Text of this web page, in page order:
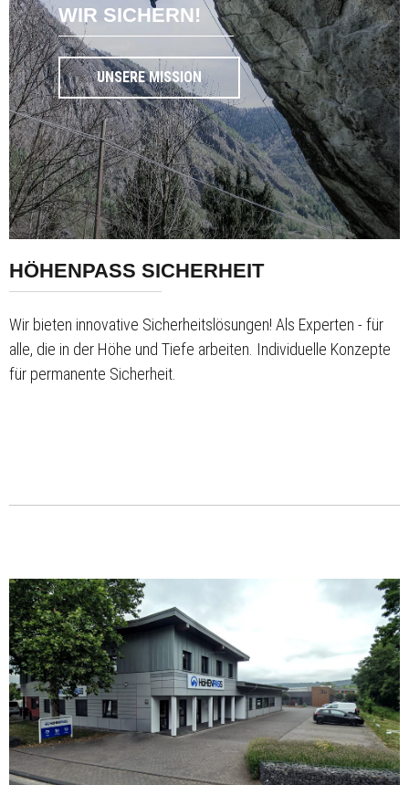
WIR SICHERN!
UNSERE MISSION
HÖHENPASS SICHERHEIT
Wir bieten innovative Sicherheitslösungen! Als Experten - für
alle, die in der Höhe und Tiefe arbeiten. Individuelle Konzepte
für permanente Sicherheit.